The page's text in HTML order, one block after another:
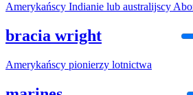
Amerykańscy Indianie lub australijscy
bracia wright
Amerykańscy pionierzy lotnictwa